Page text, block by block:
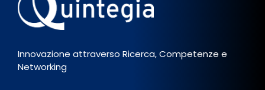
Innovazione attraverso Ricerca, Competenze e
Networking